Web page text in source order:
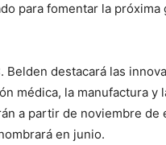
para fomentar la próxima
destacará las
médica, la manufactura y
a partir de noviembre de
en junio.